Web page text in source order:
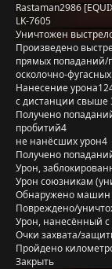
Rastaman2986
LK-7605
Уничтожен
Произведено
прямых попаданий/
осколочно-
Нанесение урона
с дистанции свыше
Получено
пробитий4
не нанёсших урон4
Получено
Урон,
Урон союзникам
Обнаружено машин
Повреждено/
Урон, нанесённый
Очки захвата/
Пройдено
Закрыть